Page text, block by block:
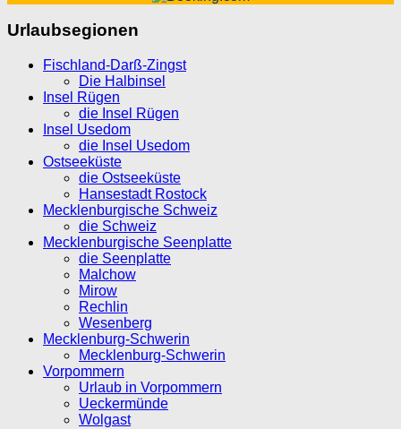
Urlaubsegionen
Fischland-Darß-Zingst
Die Halbinsel
Insel Rügen
die Insel Rügen
Insel Usedom
die Insel Usedom
Ostseeküste
die Ostseeküste
Hansestadt Rostock
Mecklenburgische Schweiz
die Schweiz
Mecklenburgische Seenplatte
die Seenplatte
Malchow
Mirow
Rechlin
Wesenberg
Mecklenburg-Schwerin
Mecklenburg-Schwerin
Vorpommern
Urlaub in Vorpommern
Ueckermünde
Wolgast